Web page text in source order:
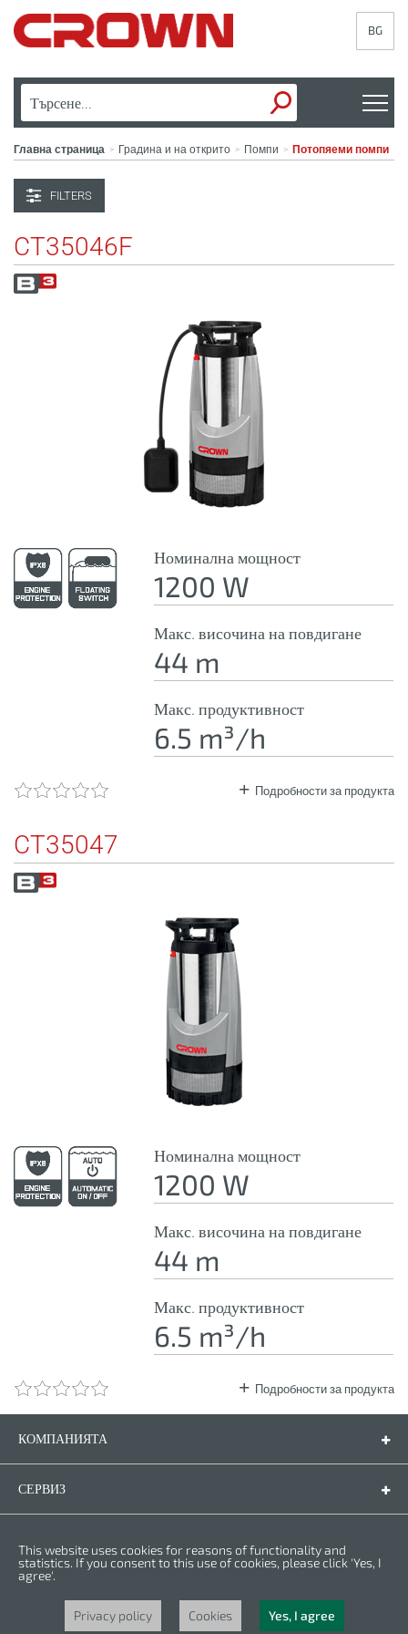
BG
Главна страница > Градина и на открито > Помпи > Потопяеми помпи
FILTERS
CT35046F
Номинална мощност
1200 W
Макс. височина на повдигане
44 m
Макс. продуктивност
6.5 m³/h
Подробности за продукта
CT35047
Номинална мощност
1200 W
Макс. височина на повдигане
44 m
Макс. продуктивност
6.5 m³/h
Подробности за продукта
КОМПАНИЯТА
СЕРВИЗ
Гаранционни условия
Политика за личните данни
Бисквитки
Права © 2025 CROWN. Всички права са запазени. CROWN е регистрирана
търговска марка. | CROWN принадлежи към Merit Link group.
This website uses cookies for reasons of functionality and
statistics. If you consent to this use of cookies, please click 'Yes, I
agree'.
Privacy policy Cookies Yes, I agree